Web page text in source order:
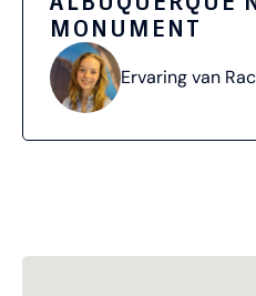
MONUMENT
Ervaring van